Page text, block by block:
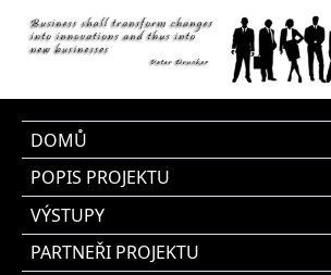
DOMŮ
POPIS PROJEKTU
VÝSTUPY
PARTNEŘI PROJEKTU